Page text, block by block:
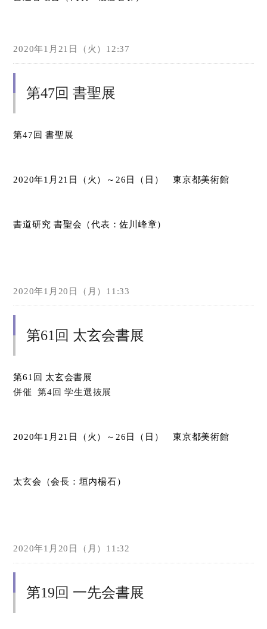
2020年1月21日（火）12:37
第47回 書聖展
第47 回 書聖展
2020年1 月 21 日（火）～ 26 日（日） 東京都美術館
書道研究 書聖会（代表：佐川峰章）
2020年1月20日（月）11:33
第61回 太玄会書展
第61 回 太玄会書展
併催 第4回 学生選抜展
2020年1 月 21 日（火）～ 26 日（日） 東京都美術館
太玄会（会長：垣内楊石）
2020年1月20日（月）11:32
第19回 一先会書展